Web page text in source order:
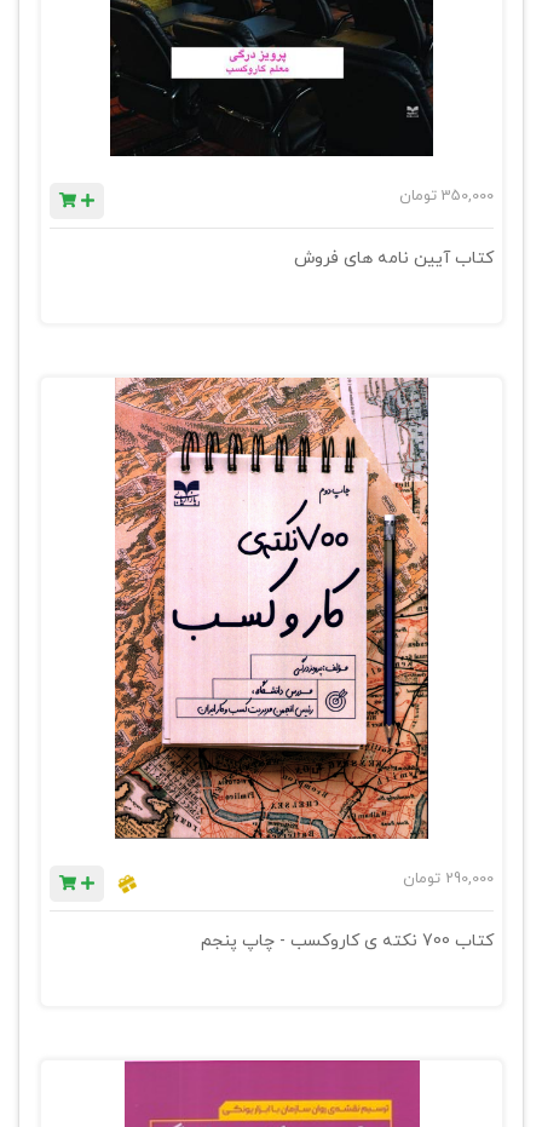
350,000 تومان
کتاب آیین نامه های فروش
290,000 تومان
کتاب 700 نکته ی کاروکسب - چاپ پنجم